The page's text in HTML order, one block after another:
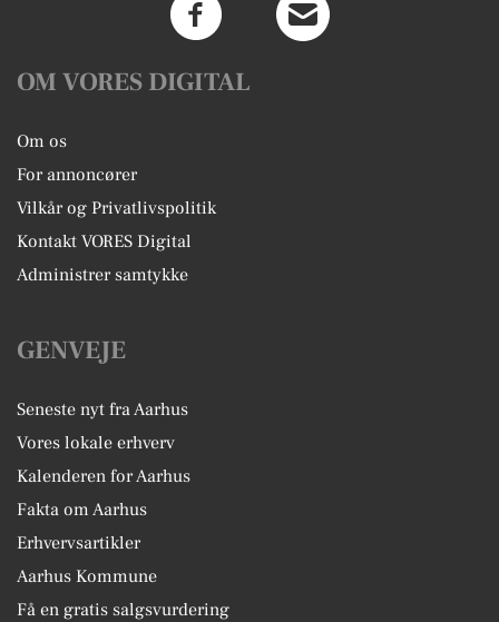
OM VORES DIGITAL
Om os
For annoncører
Vilkår og Privatlivspolitik
Kontakt VORES Digital
Administrer samtykke
GENVEJE
Seneste nyt fra Aarhus
Vores lokale erhverv
Kalenderen for Aarhus
Fakta om Aarhus
Erhvervsartikler
Aarhus Kommune
Få en gratis salgsvurdering